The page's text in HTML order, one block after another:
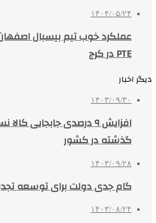
۱۴۰۴/۰۵/۲۴
عملکرد خوب تیم بیسبال
PTE در کرج
دیگر اخبار
۱۴۰۳/۰۹/۳۰
افزایش ۹ درصدی جابجایی
گذشته در کشور
۱۴۰۳/۰۹/۲۸
گام جدی دولت برای توسعه
۱۴۰۳/۰۸/۲۴